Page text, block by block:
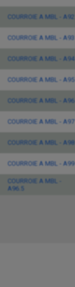
COURROIE A MBL - A92
COURROIE A MBL - A93
COURROIE A MBL - A94
COURROIE A MBL - A95
COURROIE A MBL - A96
COURROIE A MBL - A97
COURROIE A MBL - A98
COURROIE A MBL - A99
COURROIE A MBL -
A96.5